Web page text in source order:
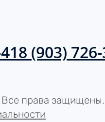
8 (903)
права защищены.